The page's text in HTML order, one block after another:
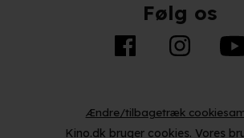
Følg os
Ændre/tilbagetræk
Kino.dk bruger cookies. Vores